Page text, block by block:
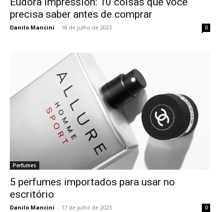
precisa saber antes de comprar
Danilo Mancini - 18 de julho de 2023 0
Perfumes
5 perfumes importados para usar no
escritório
Danilo Mancini - 17 de julho de 2023 0